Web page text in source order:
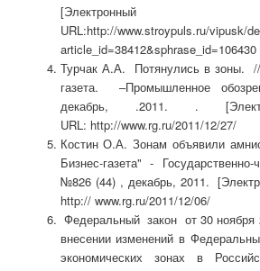
[Электронный
URL:http://www.stroypuls.ru/vipusk/
article_id=38412&sphrase_id=106430
Турчак А.А. Потянулись в зоны. //
газета. –Промышленное
декабрь, .2011. .
URL: http://www.rg.ru/2011/12/27/
Костин О.А. Зонам объявили
Бизнес-газета" - Государственно-
№826 (44) , декабрь, 2011.
http:// www.rg.ru/2011/12/06/
Федеральный закон от 30
внесении изменений в
экономических зонах в